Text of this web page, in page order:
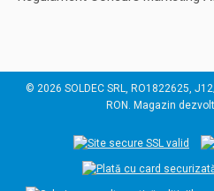
© 2026 SOLDEC SRL, RO1822625,
RON. Magazin